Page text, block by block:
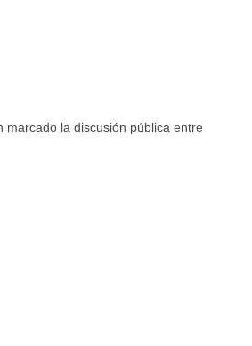
marcado la discusión pública entre